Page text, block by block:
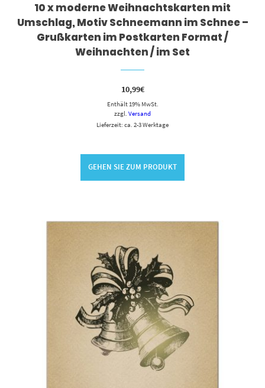
10 x moderne Weihnachtskarten mit
Umschlag, Motiv Schneemann im Schnee –
Grußkarten im Postkarten Format /
Weihnachten / im Set
10,99€
Enthält 19% MwSt.
zzgl. Versand
Lieferzeit: ca. 2-3 Werktage
GEHEN SIE ZUM PRODUKT